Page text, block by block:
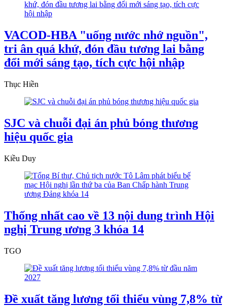
VACOD-HBA "uống nước nhớ nguồn",
tri ân quá khứ, đón đầu tương lai bằng
đổi mới sáng tạo, tích cực hội nhập
Thục Hiền
SJC và chuỗi đại án phủ bóng thương
hiệu quốc gia
Kiều Duy
Thống nhất cao về 13 nội dung trình Hội
nghị Trung ương 3 khóa 14
TGO
Đề xuất tăng lương tối thiểu vùng 7,8% từ